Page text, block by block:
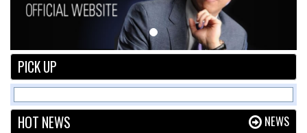
PICK UP
HOT NEWS NEWS